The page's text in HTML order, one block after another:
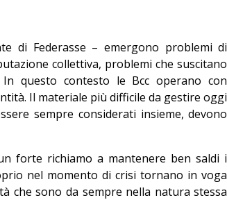
di Federasse – emergono problemi di
collettiva, problemi che suscitano
questo contesto le Bcc operano con
Il materiale più difficile da gestire oggi
sempre considerati insieme, devono
forte richiamo a mantenere ben saldi i
nel momento di crisi tornano in voga
che sono da sempre nella natura stessa